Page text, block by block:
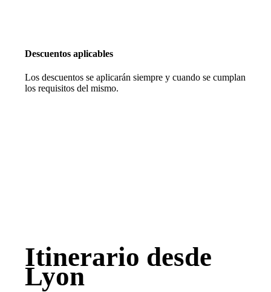
Descuentos aplicables
Los descuentos se aplicarán siempre y cuando se cumplan
los requisitos del mismo.
Itinerario desde
Lyon